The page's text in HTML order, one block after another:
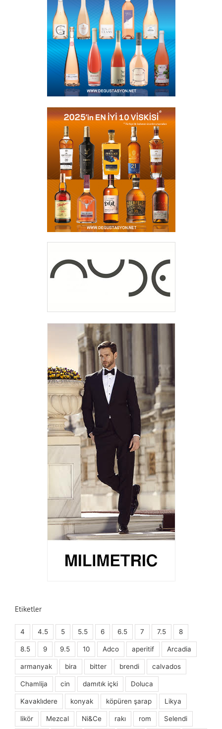
Etiketler
4 4.5 5 5.5 6 6.5 7 7.5 8
8.5 9 9.5 10 Adco aperitif Arcadia
armanyak bira bitter brendi calvados
Chamlija cin damıtık içki Doluca
Kavaklıdere konyak köpüren şarap Likya
likör Mezcal Ni&Ce rakı rom Selendi